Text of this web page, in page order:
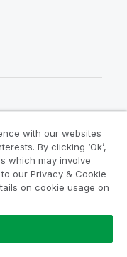
Info
AB. Alle
with our websites
By clicking ‘Ok’,
which may involve
our Privacy & Cookie
on cookie usage on